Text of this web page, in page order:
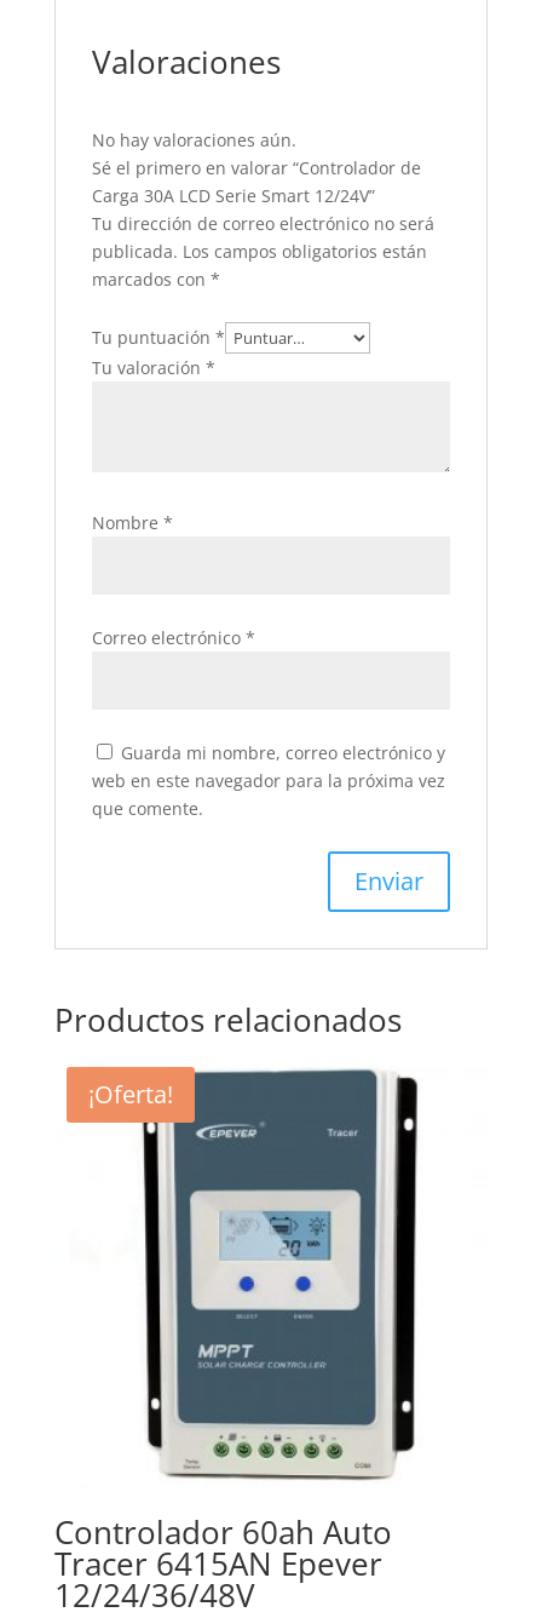
Valoraciones
No hay valoraciones aún.
Sé el primero en valorar “Controlador de
Carga 30A LCD Serie Smart 12/24V”
Tu dirección de correo electrónico no será
publicada. Los campos obligatorios están
marcados con *
Tu puntuación *
Tu valoración *
Nombre *
Correo electrónico *
Guarda mi nombre, correo electrónico y
web en este navegador para la próxima vez
que comente.
Productos relacionados
¡Oferta!
Controlador 60ah Auto
Tracer 6415AN Epever
12/24/36/48V